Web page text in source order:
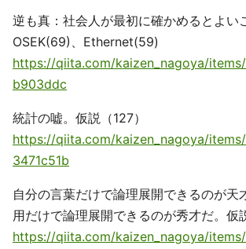
逆も真：社会人が最初に確かめるとよい
OSEK(69)、Ethernet(59)
https://qiita.com/kaizen_nagoya/
b903ddc
統計の嘘。仮説（127）
https://qiita.com/kaizen_nagoya/
3471c51b
自分の言葉だけで論理展開できるのが天
用だけで論理展開できるのが秀才だ。仮
https://qiita.com/kaizen_nagoya/